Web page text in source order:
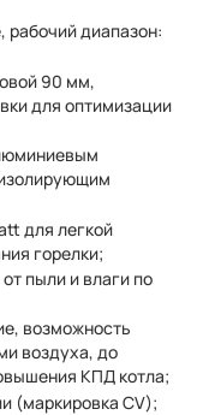
рабочий диапазон:
90 мм,
для оптимизации
для легкой
горелки;
пыли и влаги по
возможность
воздуха, до
КПД котла;
(маркировка CV);